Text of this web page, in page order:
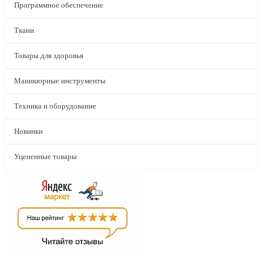
Программное обеспечение
Ткани
Товары для здоровья
Маникюрные инструменты
Техника и оборудование
Новинки
Уцененные товары